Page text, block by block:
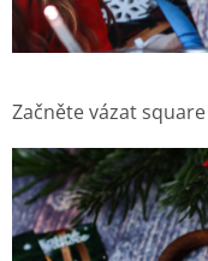
Začněte vázat